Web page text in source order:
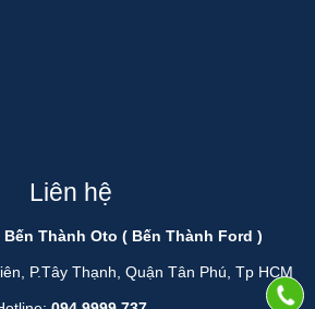
Liên hệ
Thành Oto ( Bến Thành Ford )
P.Tây Thạnh, Quận Tân Phú, Tp HCM